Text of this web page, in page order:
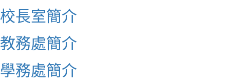
校長室簡介
教務處簡介
學務處簡介